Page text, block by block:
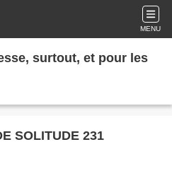
MENU
surtout, et pour les
SOLITUDE 231